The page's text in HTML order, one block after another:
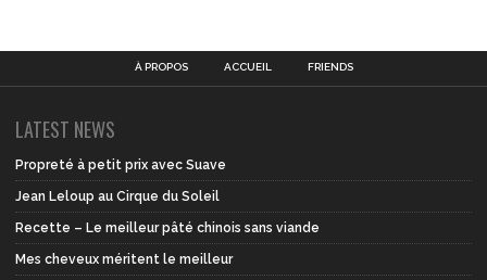
À PROPOS ACCUEIL FRIENDS
LATEST NEWS
Propreté à petit prix avec Suave
Jean Leloup au Cirque du Soleil
Recette – Le meilleur pâté chinois sans viande
Mes cheveux méritent le meilleur